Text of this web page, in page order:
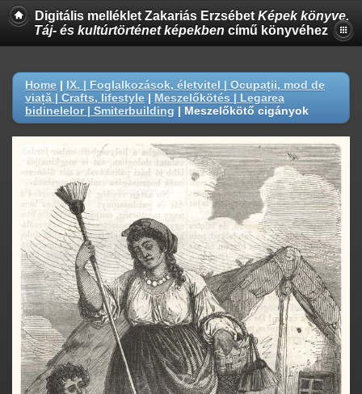
Digitális melléklet Zakariás Erzsébet Képek könyve.
Táj- és kultúrtörténet képekben című könyvéhez
Home | IX. | Foglalkozások, életvitel | Ocupații, mod de
viață | Crafts, lifestyle | Meszelőkötés | Legarea
bidinelelor | Smiterbuilding | Meszelőkötő cigányok